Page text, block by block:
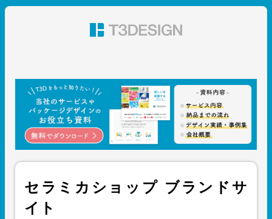
ン 株式会社T3デザイン
セラミカショップ ブランドサ
イト